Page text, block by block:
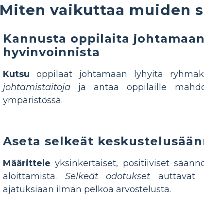
Miten vaikuttaa muiden
Kannusta oppilaita
hyvinvoinnista
Kutsu oppilaat johtamaan lyhyitä
johtamistaitoja ja antaa oppilaille
ympäristössä.
Aseta selkeät
Määrittele yksinkertaiset, positiiviset
aloittamista. Selkeät odotukset auttavat
ajatuksiaan ilman pelkoa arvostelusta.